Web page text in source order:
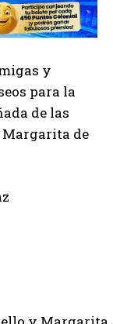
y
para la
de las
Margarita de